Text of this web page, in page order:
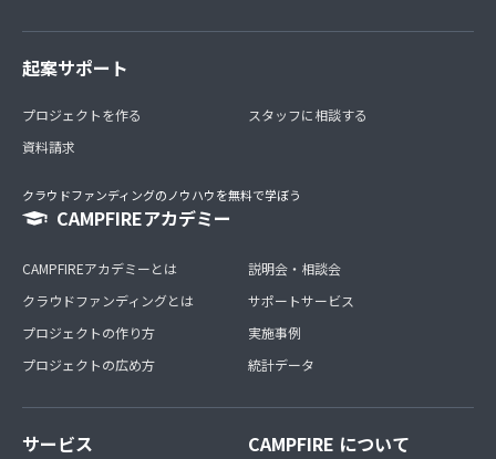
起案サポート
プロジェクトを作る
資料請求
スタッフに相談する
クラウドファンディングのノウハウを無料で学ぼう
CAMPFIREアカデミー
CAMPFIREアカデミーとは
クラウドファンディングとは
プロジェクトの作り方
プロジェクトの広め方
説明会・相談会
サポートサービス
実施事例
統計データ
サービス CAMPFIRE について